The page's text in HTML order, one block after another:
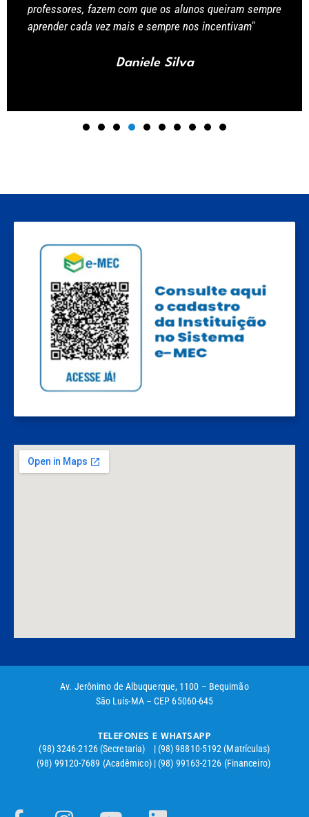
professores, fazem com que os alunos queiram sempre
aprender cada vez mais e sempre nos incentivam"
Daniele Silva
Av. Jerônimo de Albuquerque, 1100 – Bequimão
São Luís-MA – CEP 65060-645
(98) 3246-2126 (Secretaria) | (98) 98810-5192 (Matrículas)
(98) 99120-7689 (Acadêmico) | (98) 99163-2126 (Financeiro)
TELEFONES E WHATSAPP